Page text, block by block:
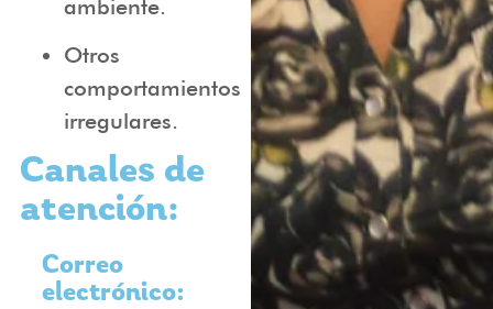
ambiente.
Otros
comportamientos
irregulares.
Canales de
atención:
Correo
electrónico: